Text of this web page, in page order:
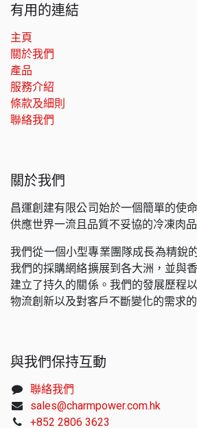
有用的連結
主頁
關於我們
產品
服務介紹
條款及細則
聯絡我們
關於我們
昌運創建有限公司始於一個簡單的使
供應世界一流且品質不妥協的冷凍肉品
我們從一個小型專業團隊成長為精銳
我們的採購網絡擴展到各大洲，並與
建立了持久的關係。我們的發展歷程
物流創新以及對客戶不斷變化的需求
與我們保持互動
聯絡我們
sales@charmpower.com.hk
+852 2806 3623